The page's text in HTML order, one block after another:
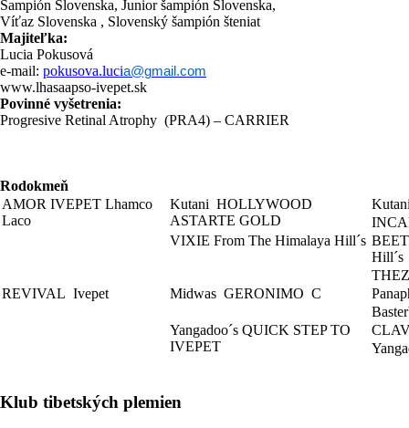
Šampión Slovenska, Junior šampión Slovenska,
Víťaz Slovenska , Slovenský šampión šteniat
Majiteľka:
Lucia Pokusová
e-mail: pokusova.lucia@gmail.com
www.lhasaapso-ivepet.sk
Povinné vyšetrenia:
Progresive Retinal Atrophy (PRA4) – CARRIER
Rodokmeň
AMOR IVEPET Lhamco
Laco
Kutani HOLLYWOOD
ASTARTE GOLD
VIXIE From The Himalaya Hill´s
Hill´s
REVIVAL Ivepet
Midwas GERONIMO C
Yangadoo´s QUICK STEP TO
IVEPET
Klub tibetských plemien